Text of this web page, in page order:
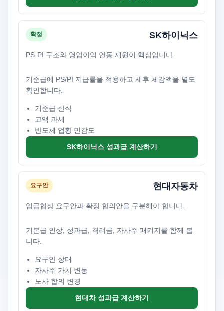
확정 SK하이닉스
PS·PI 구조와 영업이익 연동 재원이 핵심입니다.
기준급에 PS/PI 지급률을 적용하고 세후 체감액을 별도
확인합니다.
기준급 산식
고액 과세
반도체 업황 민감도
SK하이닉스 성과급 계산하기
요구안 현대자동차
임금협상 요구안과 확정 합의안을 구분해야 합니다.
기본급 인상, 성과급, 격려금, 자사주 패키지를 함께 봅
니다.
요구안 상태
자사주 가치 변동
노사 합의 변경
현대차 성과급 계산하기